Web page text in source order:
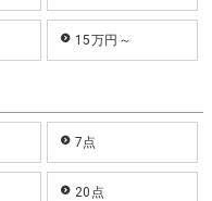
15万円～
7点
20点